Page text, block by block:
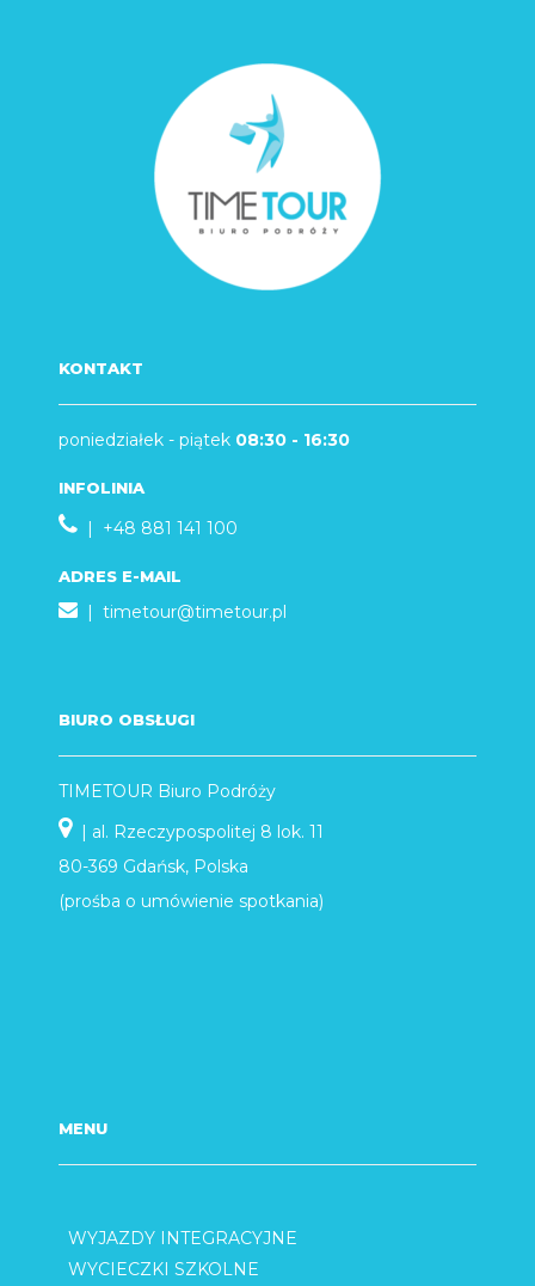
KONTAKT
poniedziałek - piątek 08:30 - 16:30
INFOLINIA
| +48 881 141 100
ADRES E-MAIL
| timetour@timetour.pl
BIURO OBSŁUGI
TIMETOUR Biuro Podróży
| al. Rzeczypospolitej 8 lok. 11
80-369 Gdańsk, Polska
(prośba o umówienie spotkania)
MENU
WYJAZDY INTEGRACYJNE
WYCIECZKI SZKOLNE